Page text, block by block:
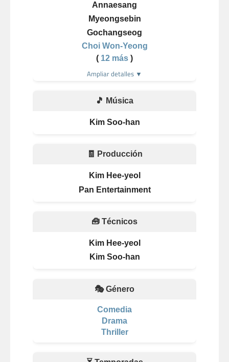
Annaesang
Myeongsebin
Gochangseog
Choi Won-Yeong
( 12 más )
Ampliar detalles ▼
🎵 Música
Kim Soo-han
🧾 Producción
Kim Hee-yeol
Pan Entertainment
🧰 Técnicos
Kim Hee-yeol
Kim Soo-han
🎭 Género
Comedia
Drama
Thriller